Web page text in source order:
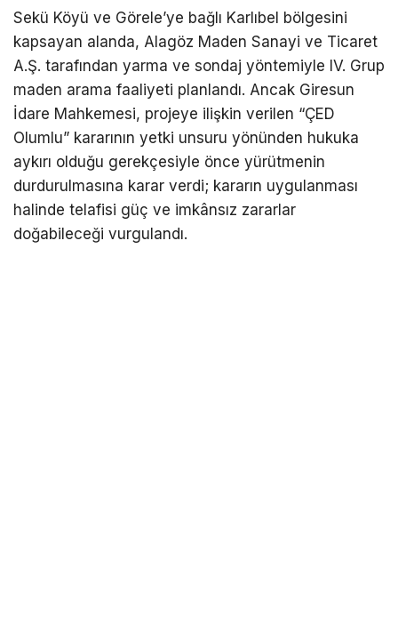
Sekü Köyü ve Görele’ye bağlı Karlıbel bölgesini
kapsayan alanda, Alagöz Maden Sanayi ve Ticaret
A.Ş. tarafından yarma ve sondaj yöntemiyle IV. Grup
maden arama faaliyeti planlandı. Ancak Giresun
İdare Mahkemesi, projeye ilişkin verilen “ÇED
Olumlu” kararının yetki unsuru yönünden hukuka
aykırı olduğu gerekçesiyle önce yürütmenin
durdurulmasına karar verdi; kararın uygulanması
halinde telafisi güç ve imkânsız zararlar
doğabileceği vurgulandı.